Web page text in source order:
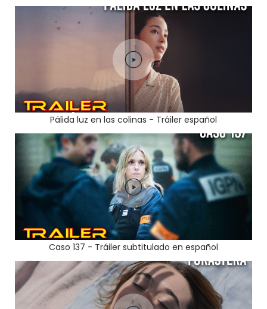
Pálida luz en las colinas - Tráiler español
Caso 137 - Tráiler subtitulado en español